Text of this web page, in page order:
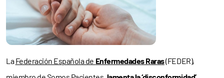
LaFederación Española de Enfermedades Raras(FEDER),